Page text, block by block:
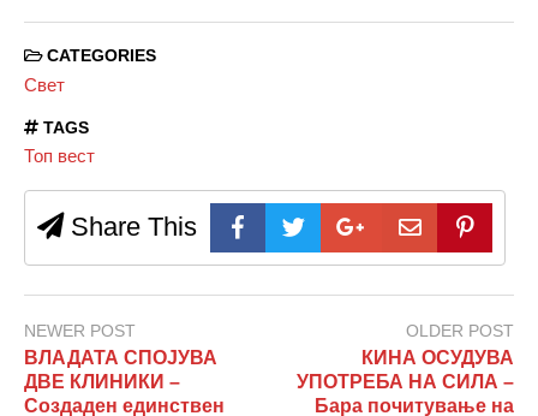
CATEGORIES
Свет
TAGS
Топ вест
Share This
NEWER POST
ВЛАДАТА СПОЈУВА
ДВЕ КЛИНИКИ –
Создаден единствен
OLDER POST
КИНА ОСУДУВА
УПОТРЕБА НА СИЛА –
Бара почитување на